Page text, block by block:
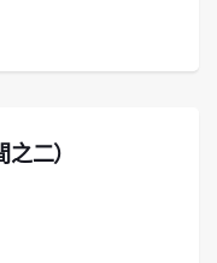
二）